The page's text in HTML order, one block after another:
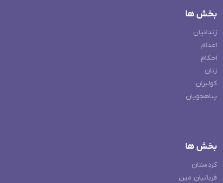
بخش ها
زندانیان
اعدام
احکام
زنان
کولبران
پناهجویان
بخش ها
کردستان
قربانیان مین